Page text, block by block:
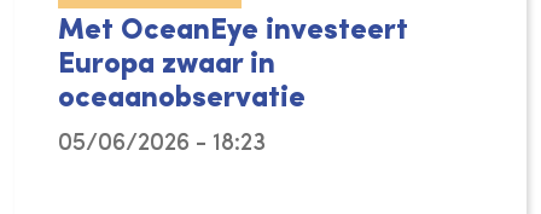
Met OceanEye investeert
Europa zwaar in
oceaanobservatie
05/06/2026 - 18:23